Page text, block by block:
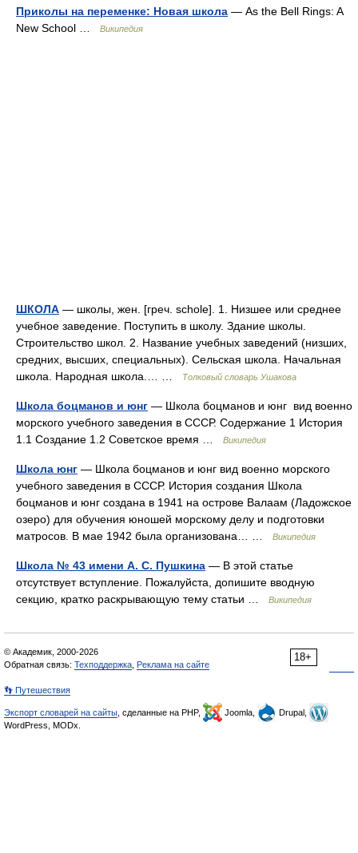
Приколы на переменке: Новая школа — As the Bell Rings: A
New School …
Википедия
ШКОЛА — школы, жен. [греч. schole]. 1. Низшее или среднее
учебное заведение. Поступить в школу. Здание школы.
Строительство школ. 2. Название учебных заведений (низших,
средних, высших, специальных). Сельская школа. Начальная
школа. Народная школа.… …
Толковый словарь Ушакова
Школа боцманов и юнг — Школа боцманов и юнг вид военно
морского учебного заведения в СССР. Содержание 1 История
1.1 Создание 1.2 Советское время …
Википедия
Школа юнг — Школа боцманов и юнг вид военно морского
учебного заведения в СССР. История создания Школа
боцманов и юнг создана в 1941 на острове Валаам (Ладожское
озеро) для обучения юношей морскому делу и подготовки
матросов. В мае 1942 была организована… …
Википедия
Школа № 43 имени А. С. Пушкина — В этой статье
отсутствует вступление. Пожалуйста, допишите вводную
секцию, кратко раскрывающую тему статьи …
Википедия
18+
© Академик, 2000-2026
Обратная связь: Техподдержка Реклама на сайте
👣 Путешествия
Экспорт словарей на сайты , сделанные на PHP, Joomla,
Drupal,
WordPress, MODx.